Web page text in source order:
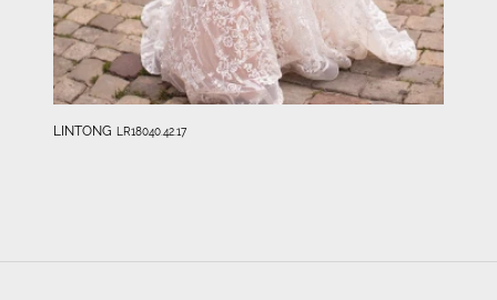
LINTONG LR18040.42.17